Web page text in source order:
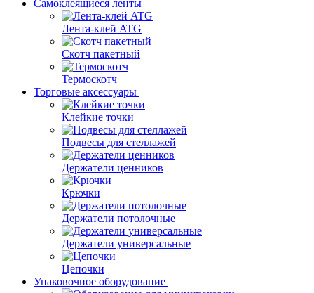
Самоклеящиеся ленты
Лента-клей ATG
Скотч пакетный
Термоскотч
Торговые аксессуары
Клейкие точки
Подвесы для стеллажей
Держатели ценников
Крючки
Держатели потолочные
Держатели универсальные
Цепочки
Упаковочное оборудование